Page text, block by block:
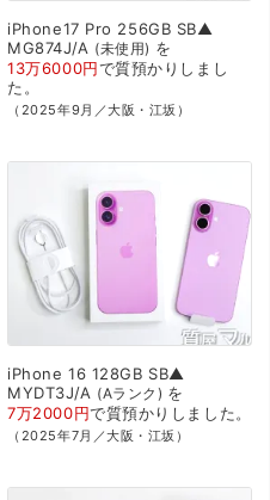
iPhone17 Pro 256GB SB▲
MG874J/A
未使用
を
13万6000円で質預かり しまし
た。
（2025年9月／大阪・江坂）
iPhone 16 128GB SB▲
MYDT3J/A
Aランク を
7万2000円で質預かり しました。
（2025年7月／大阪・江坂）